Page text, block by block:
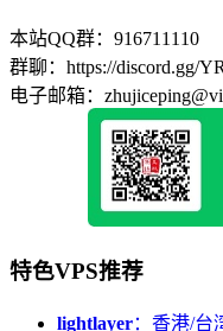
本站QQ群：916711110
群聊：https://discord.gg/
电子邮箱：
特色VPS推荐
lightlayer：香港/台